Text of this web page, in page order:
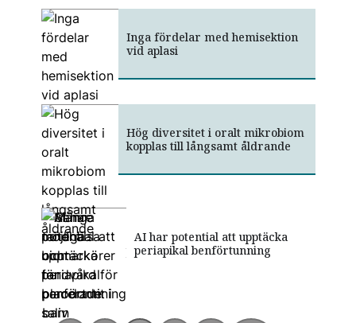
Inga fördelar med hemisektion
vid aplasi
Hög diversitet i oralt mikrobiom
kopplas till långsamt åldrande
Sämre tandhälsa och tandvård
för placerade barn
Många möjliga biomarkörer för
parodontit i saliv
AI har potential att upptäcka
periapikal benförtunning